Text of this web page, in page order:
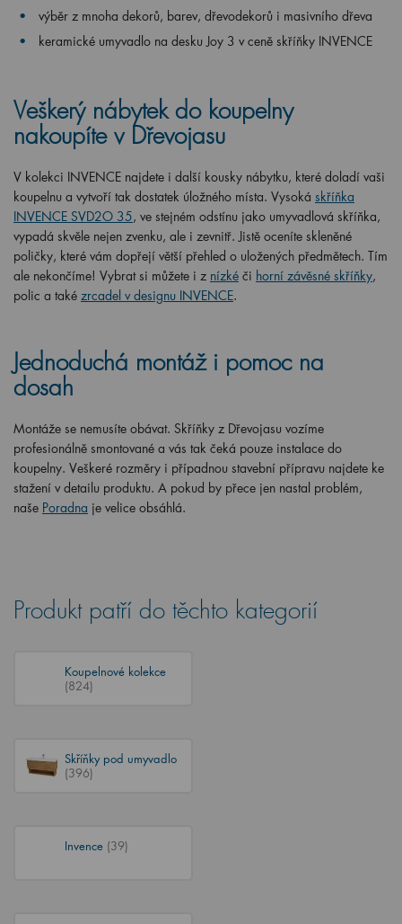
výběr z mnoha dekorů, barev, dřevodekorů i masivního dřeva
keramické umyvadlo na desku Joy 3 v ceně skříňky INVENCE
Veškerý nábytek do koupelny
nakoupíte v Dřevojasu
V kolekci INVENCE najdete i další kousky nábytku, které doladí vaši
koupelnu a vytvoří tak dostatek úložného místa. Vysoká skříňka
INVENCE SVD2O 35, ve stejném odstínu jako umyvadlová skříňka,
vypadá skvěle nejen zvenku, ale i zevnitř. Jistě oceníte skleněné
poličky, které vám dopřejí větší přehled o uložených předmětech. Tím
ale nekončíme! Vybrat si můžete i z nízké či horní závěsné skříňky,
polic a také zrcadel v designu INVENCE.
Jednoduchá montáž i pomoc na
dosah
Montáže se nemusíte obávat. Skříňky z Dřevojasu vozíme
profesionálně smontované a vás tak čeká pouze instalace do
koupelny. Veškeré rozměry i případnou stavební přípravu najdete ke
stažení v detailu produktu. A pokud by přece jen nastal problém,
naše Poradna je velice obsáhlá.
Produkt patří do těchto kategorií
Koupelnové kolekce
(824)
Skříňky pod umyvadlo
(396)
Invence (39)